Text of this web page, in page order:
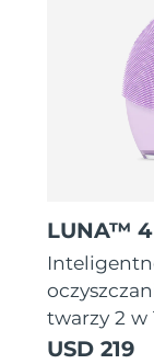
LUNA™ 4
twarzy 2 w
USD 219